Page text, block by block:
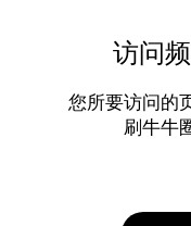
访问
您所要访问的
刷牛牛